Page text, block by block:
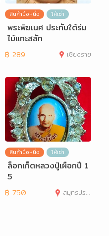
สินค้ามือหนึ่ง ให้เช่า
พระพิฆเนศ ประทับใต้ร่ม
ไม้แกะสลัก
฿ 289 เชียงราย
สินค้ามือหนึ่ง ให้เช่า
ล็อกเก็ตหลวงปู่เผือกปี 1
5
฿ 750 สมุทรปราการ